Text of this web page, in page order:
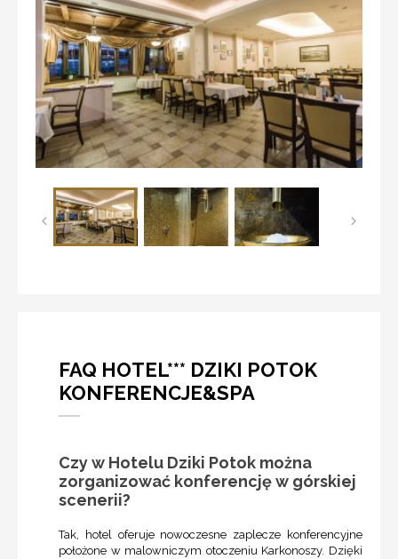
FAQ HOTEL*** DZIKI POTOK
KONFERENCJE&SPA
Czy w Hotelu Dziki Potok można
zorganizować konferencję w górskiej
scenerii?
Tak, hotel oferuje nowoczesne zaplecze konferencyjne
położone w malowniczym otoczeniu Karkonoszy. Dzięki